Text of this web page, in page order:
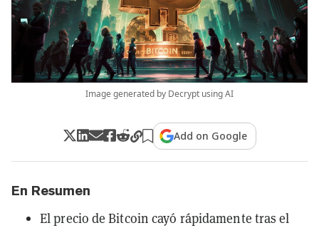
Image generated by Decrypt using AI
Add on Google
En Resumen
El precio de Bitcoin cayó rápidamente tras el